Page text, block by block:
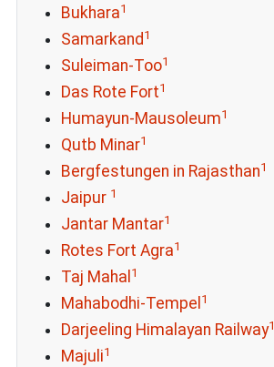
Bukhara1
Samarkand 1
Suleiman-Too1
Das Rote Fort1
Humayun-Mausoleum1
Qutb Minar1
Bergfestungen in Rajasthan1
Jaipur 1
Jantar Mantar1
Rotes Fort Agra1
Taj Mahal 1
Mahabodhi-Tempel 1
Darjeeling Himalayan Railway1
Majuli1